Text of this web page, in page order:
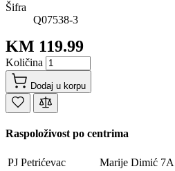
Šifra
Q07538-3
KM 119.99
Količina
Dodaj u korpu
Raspoloživost po centrima
PJ Petrićevac Marije Dimić 7A